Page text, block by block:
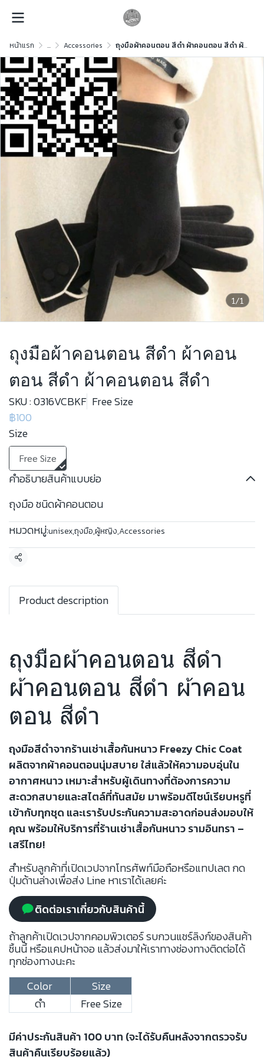
หน้าแรก ... Accessories ถุงมือผ้าคอนตอน สีดำ ผ้าคอนตอน สีดำ ผ้าคอนตอน สีดำ
1/1
ถุงมือผ้าคอนตอน สีดำ ผ้าคอน
ตอน สีดำ ผ้าคอนตอน สีดำ
SKU : 0316VCBKF Free Size
฿100
Size
Free Size
คำอธิบายสินค้าแบบย่อ
ถุงมือ ชนิดผ้าคอนตอน
หมวดหมู่:unisex,ถุงมือ,ผู้หญิง,Accessories
แชร์
Product description
ถุงมือผ้าคอนตอน สีดำ
ผ้าคอนตอน สีดำ ผ้าคอน
ตอน สีดำ
ถุงมือสีดำจากร้านเช่าเสื้อกันหนาว Freezy Chic Coat
ผลิตจากผ้าคอนตอนนุ่มสบาย ใส่แล้วให้ความอบอุ่นใน
อากาศหนาว เหมาะสำหรับผู้เดินทางที่ต้องการความ
สะดวกสบายและสไตล์ที่ทันสมัย มาพร้อมดีไซน์เรียบหรูที่
เข้ากับทุกชุด และเรารับประกันความสะอาดก่อนส่งมอบให้
คุณ พร้อมให้บริการที่ร้านเช่าเสื้อกันหนาว รามอินทรา –
เสรีไทย!
สำหรับลูกค้าที่เปิดเวปจากโทรศัพท์มือถือหรือแทปเลต กด
ปุ่มด้านล่างเพื่อส่ง Line หาเราได้เลยค่ะ
ติดต่อเราเกี่ยวกับสินค้านี้
ถ้าลูกค้าเปิดเวปจากคอมพิวเตอร์ รบกวนแชร์ลิงก์ของสินค้า
ชิ้นนี้ หรือแคปหน้าจอ แล้วส่งมาให้เราทางช่องทางติดต่อได้
ทุกช่องทางนะคะ
Color
Size
ดำ
Free Size
มีค่าประกันสินค้า 100 บาท (จะได้รับคืนหลังจากตรวจรับ
สินค้าคืนเรียบร้อยแล้ว)